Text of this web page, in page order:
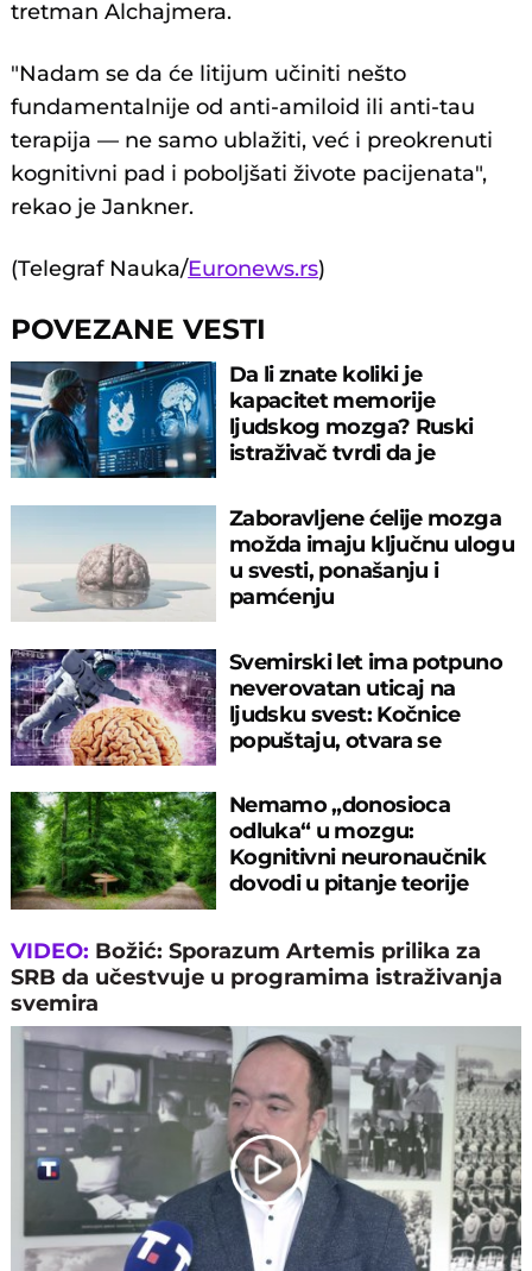
tretman Alchajmera.
"Nadam se da će litijum učiniti nešto
fundamentalnije od anti-amiloid ili anti-tau
terapija — ne samo ublažiti, već i preokrenuti
kognitivni pad i poboljšati živote pacijenata",
rekao je Jankner.
(Telegraf Nauka/Euronews.rs)
POVEZANE VESTI
Da li znate koliki je
kapacitet memorije
ljudskog mozga? Ruski
istraživač tvrdi da je
Zaboravljene ćelije mozga
možda imaju ključnu ulogu
u svesti, ponašanju i
pamćenju
Svemirski let ima potpuno
neverovatan uticaj na
ljudsku svest: Kočnice
popuštaju, otvara se
Nemamo „donosioca
odluka“ u mozgu:
Kognitivni neuronaučnik
dovodi u pitanje teorije
VIDEO: Božić: Sporazum Artemis prilika za
SRB da učestvuje u programima istraživanja
svemira
Play
Video